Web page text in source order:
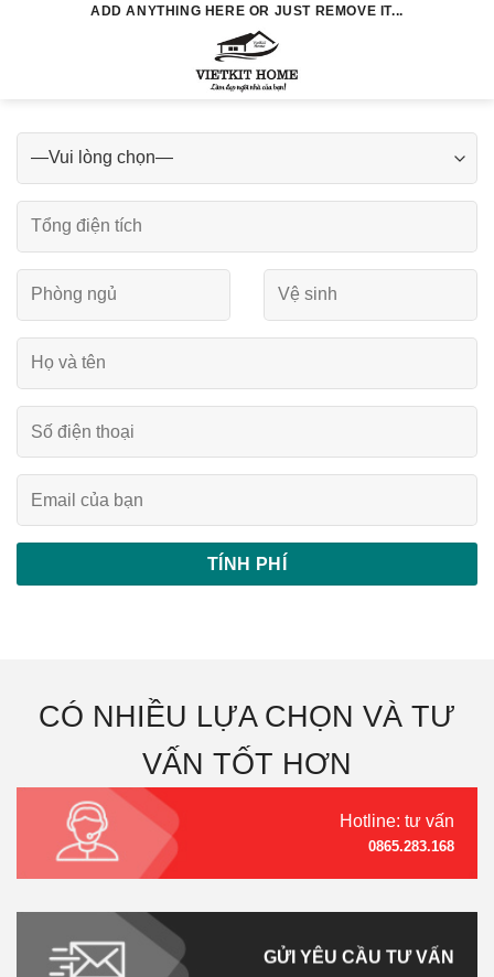
ADD ANYTHING HERE OR JUST REMOVE IT...
CÓ NHIỀU LỰA CHỌN VÀ TƯ
VẤN TỐT HƠN
Hotline: tư vấn
0865.283.168
GỬI YÊU CẦU TƯ VẤN